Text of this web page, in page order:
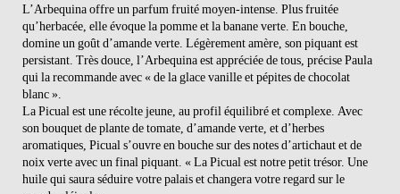
L’Arbequina offre un parfum fruité moyen-intense. Plus fruitée
qu’herbacée, elle évoque la pomme et la banane verte. En bouche,
domine un goût d’amande verte. Légèrement amère, son piquant est
persistant. Très douce, l’Arbequina est appréciée de tous, précise Paula
qui la recommande avec « de la glace vanille et pépites de chocolat
blanc ».
La Picual est une récolte jeune, au profil équilibré et complexe. Avec
son bouquet de plante de tomate, d’amande verte, et d’herbes
aromatiques, Picual s’ouvre en bouche sur des notes d’artichaut et de
noix verte avec un final piquant. « La Picual est notre petit trésor. Une
huile qui saura séduire votre palais et changera votre regard sur le